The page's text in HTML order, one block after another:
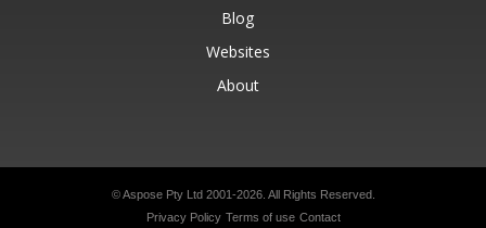
Blog
Websites
About
© Aspose Pty Ltd 2001-2026. All Rights Reserved.
Privacy Policy Terms of use Contact